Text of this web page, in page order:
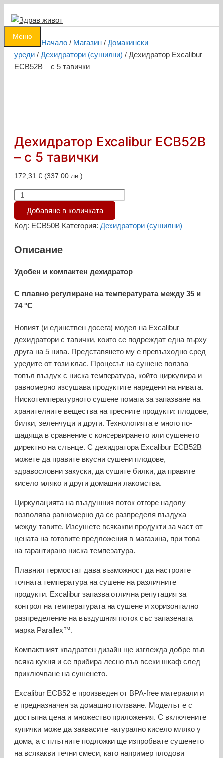
съдържанието
Меню
Начало / Магазин / Домакински
уреди / Дехидратори (сушилни) / Дехидратор Excalibur
ECB52B – с 5 тавички
Дехидратор Excalibur ECB52B
– с 5 тавички
172,31 € (337.00 лв.)
количество
Дехидратор
Excalibur
-
тавички
Добавяне в количката
Код: ECB50B Категория: Дехидратори (сушилни)
Описание
Удобен и компактен дехидратор
С плавно регулиране на температурата между 35 и
74 °C
Новият (и единствен досега) модел на Excalibur
дехидратори с тавички, които се подреждат една върху
друга на 5 нива. Представянето му е превъзходно сред
уредите от този клас. Процесът на сушене ползва
топъл въздух с ниска температура, който циркулира и
равномерно изсушава продуктите наредени на нивата.
Нискотемпературното сушене помага за запазване на
хранителните вещества на пресните продукти: плодове,
билки, зеленчуци и други. Технологията е много по-
щадяща в сравнение с консервирането или сушенето
директно на слънце. С дехидратора Excalibur ECB52B
можете да правите вкусни сушени плодове,
здравословни закуски, да сушите билки, да правите
кисело мляко и други домашни лакомства.
Циркулацията на въздушния поток отгоре надолу
позволява равномерно да се разпределя въздуха
между тавите. Изсушете всякакви продукти за част от
цената на готовите предложения в магазина, при това
на гарантирано ниска температура.
Плавния термостат дава възможност да настроите
точната температура на сушене на различните
продукти. Excalibur запазва отлична репутация за
контрол на температурата на сушене и хоризонтално
разпределение на въздушния поток със запазената
марка Parallex™.
Компактният квадратен дизайн ще изглежда добре във
всяка кухня и се прибира лесно във всеки шкаф след
приключване на сушенето.
Excalibur ECB52 е произведен от BPA-free материали и
е предназначен за домашно ползване. Моделът е с
достъпна цена и множество приложения. С включените
купички може да заквасите натурално кисело мляко у
дома, а с плътните подложки ще изпробвате сушенето
на всякакви течни смеси, като например плодови